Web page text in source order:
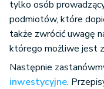
tylko osób
podmiotów, które
także zwrócić uwagę
którego możliwe jest
Następnie
inwestycyjne.